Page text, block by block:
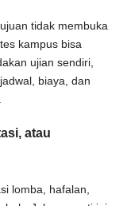
tidak membuka
kampus bisa
ujian sendiri,
biaya, dan
atau
lomba, hafalan,